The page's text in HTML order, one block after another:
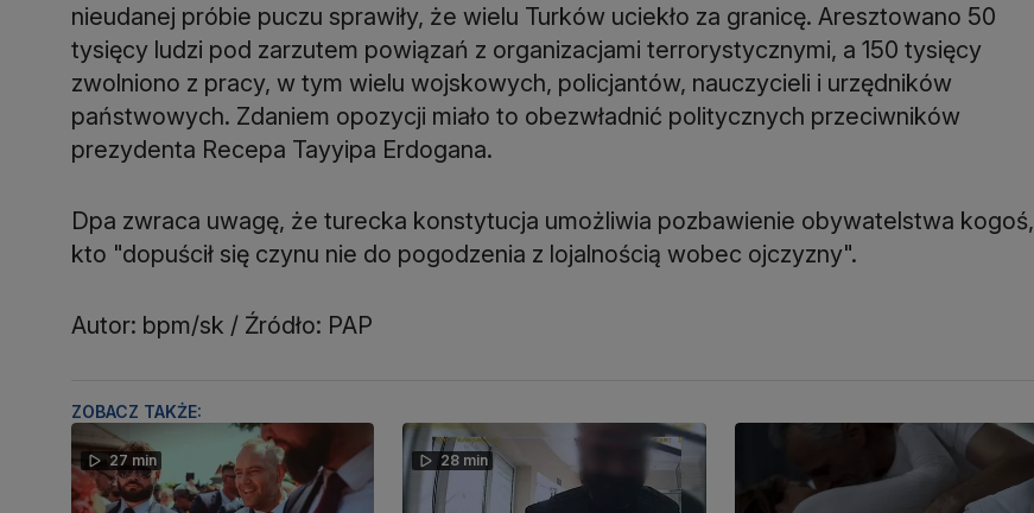
nieudanej próbie puczu sprawiły, że wielu Turków uciekło za granicę. Aresztowano 50
tysięcy ludzi pod zarzutem powiązań z organizacjami terrorystycznymi, a 150 tysięcy
zwolniono z pracy, w tym wielu wojskowych, policjantów, nauczycieli i urzędników
państwowych. Zdaniem opozycji miało to obezwładnić politycznych przeciwników
prezydenta Recepa Tayyipa Erdogana.
Dpa zwraca uwagę, że turecka konstytucja umożliwia pozbawienie obywatelstwa kogoś,
kto "dopuścił się czynu nie do pogodzenia z lojalnością wobec ojczyzny".
Autor: bpm/sk / Źródło: PAP
ZOBACZ TAKŻE:
27 min 28 min